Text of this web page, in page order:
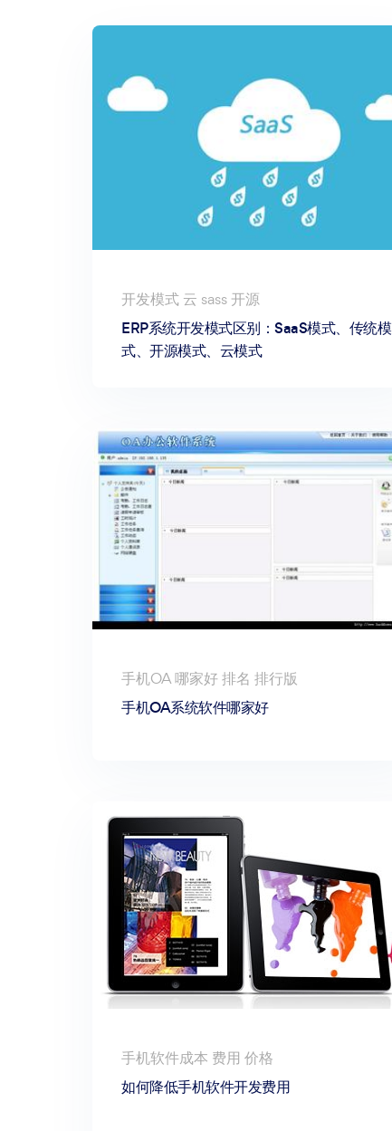
开发模式 云 sass 开源
ERP系统开发模式区别：SaaS模式、传统模
式、开源模式、云模式
手机OA 哪家好 排名 排行版
手机OA系统软件哪家好
手机软件成本 费用 价格
如何降低手机软件开发费用